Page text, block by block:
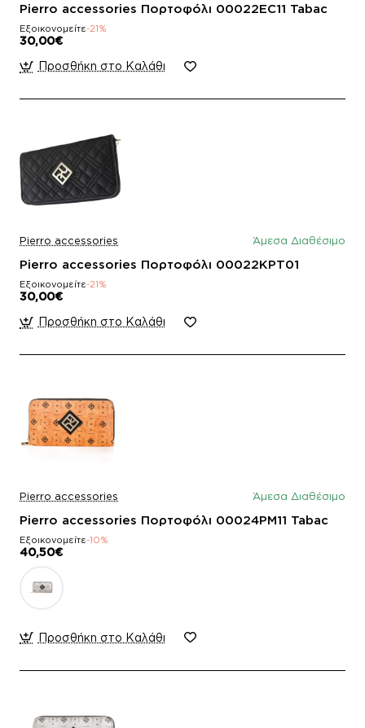
Pierro accessories Πορτοφόλι 00022EC11 Tabac
Εξοικονομείτε-21%
30,00€
Προσθήκη στο Καλάθι
Pierro accessories Άμεσα Διαθέσιμο
Pierro accessories Πορτοφόλι 00022KPT01
Εξοικονομείτε-21%
30,00€
Προσθήκη στο Καλάθι
Pierro accessories Άμεσα Διαθέσιμο
Pierro accessories Πορτοφόλι 00024PM11 Tabac
Εξοικονομείτε-10%
40,50€
Προσθήκη στο Καλάθι